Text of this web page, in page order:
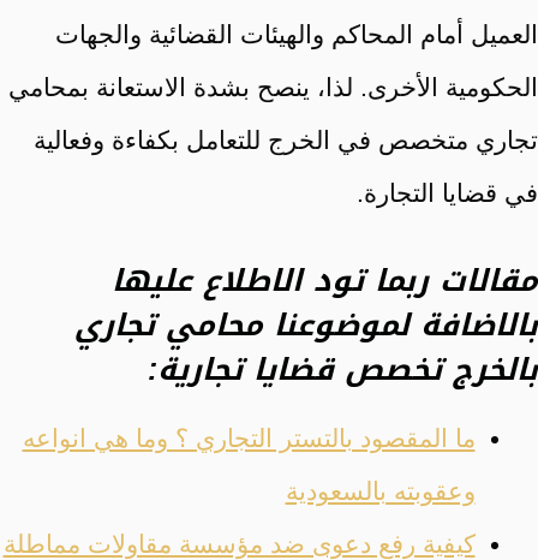
العميل أمام المحاكم والهيئات القضائية والجهات
الحكومية الأخرى. لذا، ينصح بشدة الاستعانة بمحامي
تجاري متخصص في الخرج للتعامل بكفاءة وفعالية
في قضايا التجارة.
مقالات ربما تود الاطلاع عليها
بالاضافة لموضوعنا محامي تجاري
بالخرج تخصص قضايا تجارية:
ما المقصود بالتستر التجاري ؟ وما هي انواعه
وعقوبته بالسعودية
كيفية رفع دعوى ضد مؤسسة مقاولات مماطلة